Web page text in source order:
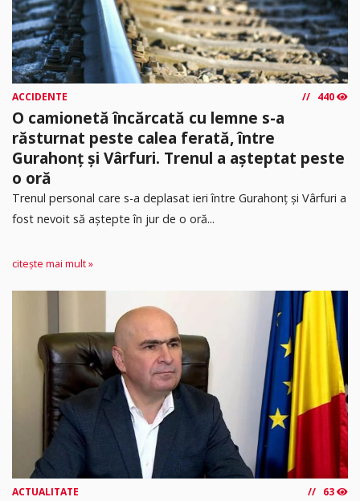
ACCIDENTE 440
O camionetă încărcată cu lemne s-a
răsturnat peste calea ferată, între
Gurahonț și Vârfuri. Trenul a așteptat peste
o oră
Trenul personal care s-a deplasat ieri între Gurahonț și Vârfuri a
fost nevoit să aștepte în jur de o oră...
citește mai mult »
ACTUALITATE 63